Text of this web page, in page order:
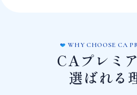
WHY CHOOSE CA
CAプレミ
選ばれる